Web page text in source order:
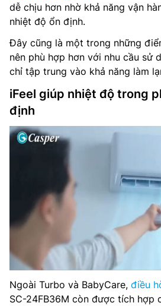
dễ chịu hơn nhờ khả năng vận
nhiệt độ ổn định.
Đây cũng là một trong những
nên phù hợp hơn với nhu cầu sử
chỉ tập trung vào khả năng làm
iFeel giúp nhiệt độ trong
định
Ngoài Turbo và BabyCare, điều
SC-24FB36M còn được tích hợp